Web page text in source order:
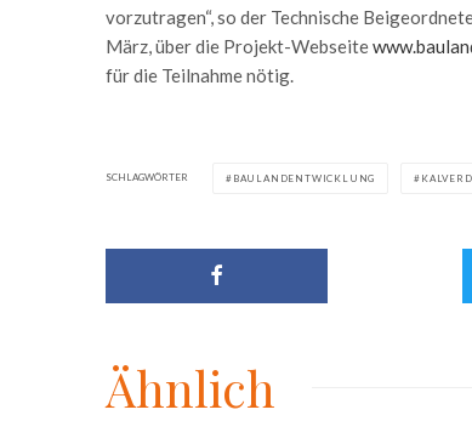
vorzutragen“, so der Technische
März, über die Projekt-Webseite
für die Teilnahme nötig.
SCHLAGWÖRTER BAULANDENTWICKLUNG
Ähnlich